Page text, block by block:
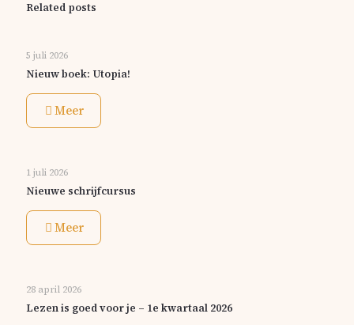
Related posts
5 juli 2026
Nieuw boek: Utopia!
Meer
1 juli 2026
Nieuwe schrijfcursus
Meer
28 april 2026
Lezen is goed voor je – 1e kwartaal 2026